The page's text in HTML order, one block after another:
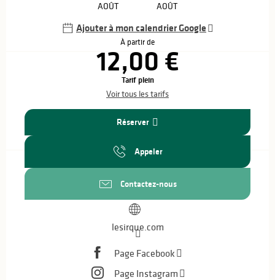
AOÛT AOÛT
Ajouter à mon calendrier Google
À partir de
12,00 €
Tarif plein
Voir tous les tarifs
Réserver
Appeler
Contactez-nous
lesirque.com
Page Facebook
Page Instagram